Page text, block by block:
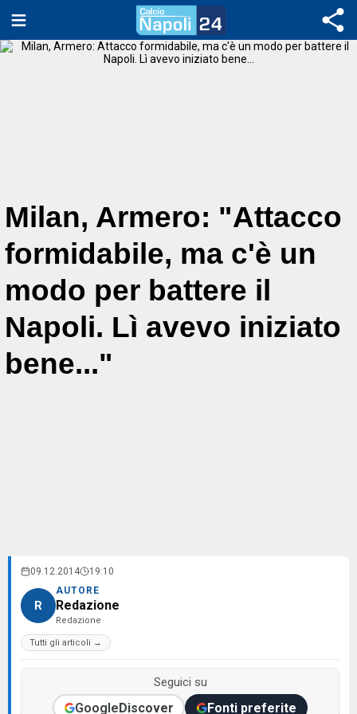
Milan, Armero: "Attacco
formidabile, ma c'è un
modo per battere il
Napoli. Lì avevo iniziato
bene..."
09.12.2014 19:10
R
AUTORE
Redazione
Redazione
Tutti gli articoli →
Seguici su
GoogleDiscover Fonti preferite